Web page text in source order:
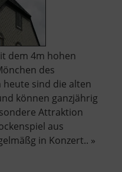
dem 4m hohen
des
sind die alten
können ganzjährig
Attraktion
aus
in Konzert.. »